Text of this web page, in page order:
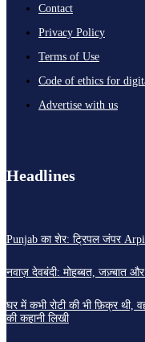
Contact
Privacy Policy
Terms of Use
Code of ethics for
Advertise with us
Headlines
Punjab का शेर: ट्रिपल जंपर
नवाज़ देवबंदी: मोहब्बत, जज़्बात
घर में कभी रोटी की भी फ़िक्र थी,
की कहानी लिखी